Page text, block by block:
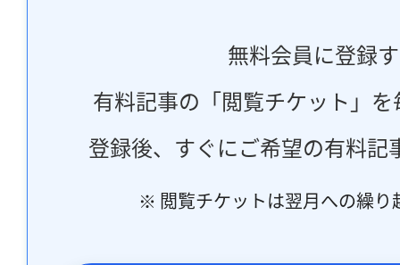
無料会員に登録
有料記事の「閲覧チケット」
登録後、すぐにご希望の有料記
※ 閲覧チケットは翌月への繰り